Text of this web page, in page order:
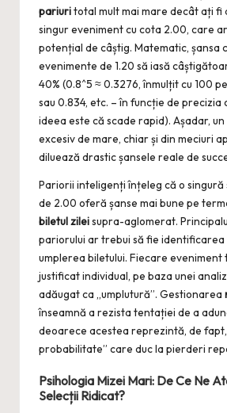
pariuritotal mult mai mare decât ați fi
singur eveniment cu cota 2.00, care
potențial de câștig. Matematic, șansa
evenimente de 1.20 să iasă
40% (0.8^5 ≈ 0.3276, înmulțit cu 100
sau 0.834, etc. – în funcție de precizia
ideea este că scade rapid). Așadar, un
excesiv de mare, chiar și din meciuri
diluează drastic șansele reale de
Pariorii inteligenți înțeleg că o singură
de 2.00 oferă șanse mai bune pe
biletul zileisupra-aglomerat.
pariorului ar trebui să fie identificarea
umplerea biletului. Fiecare eveniment
justificat individual, pe baza unei
adăugat ca „umplutură”. Gestionarea
înseamnă a rezista tentației de a
deoarece acestea reprezintă, de
probabilitate” care duc la pierderi
Psihologia Mizei Mari: De Ce Ne
Selecții Ridicat?